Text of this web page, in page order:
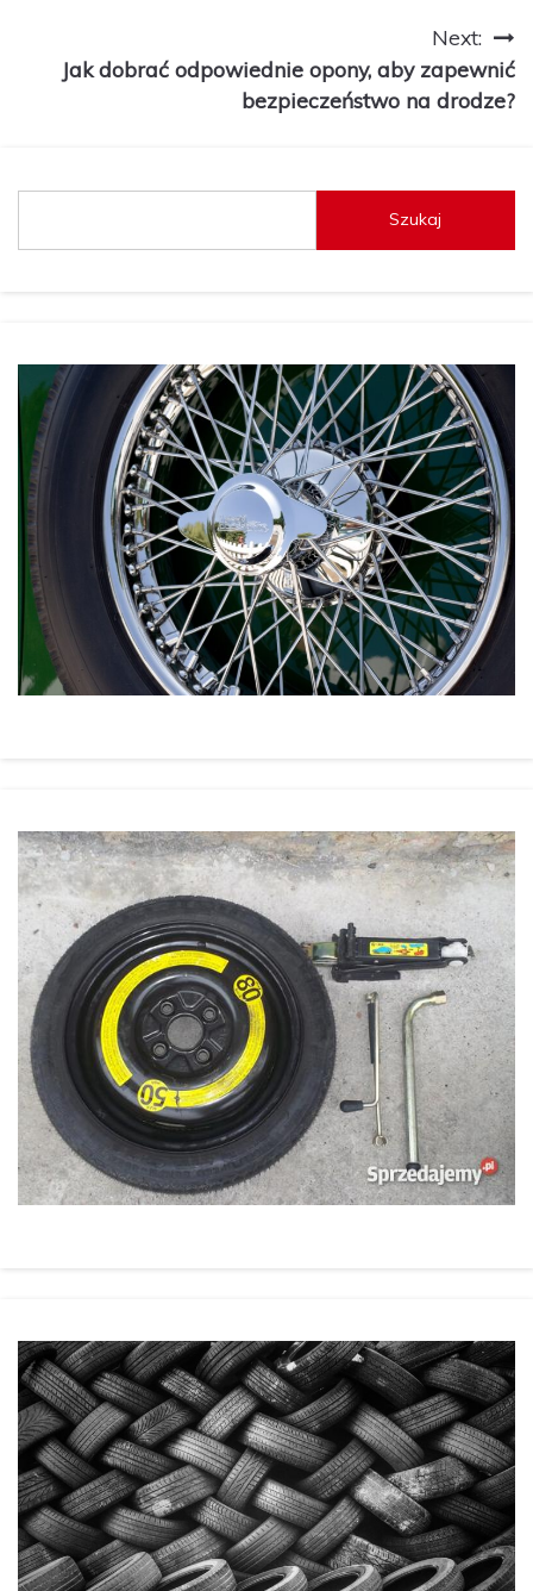
wpisu
Next:
Jak dobrać odpowiednie opony, aby zapewnić
bezpieczeństwo na drodze?
Szukaj